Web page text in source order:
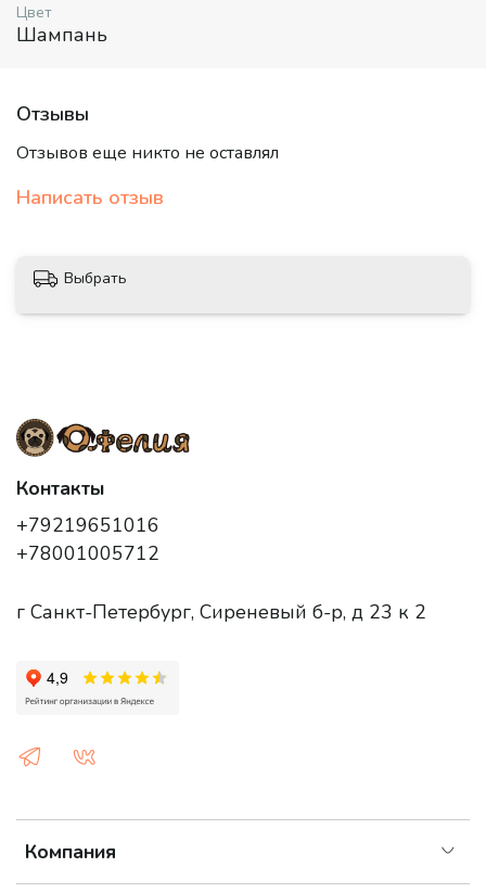
Цвет
Шампань
Отзывы
Отзывов еще никто не оставлял
Написать отзыв
Выбрать
Компания
Контакты
+79219651016
+78001005712
г Санкт-Петербург, Сиреневый б-р, д 23 к 2